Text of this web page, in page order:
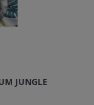
JUNGLE